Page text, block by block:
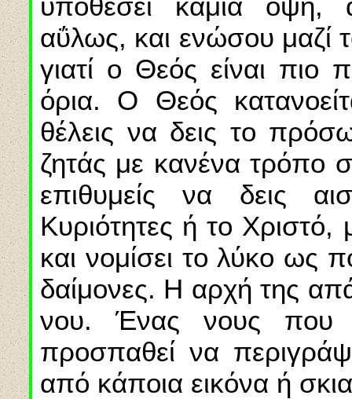
αΰλως, και ενώσου μαζί
γιατί ο Θεός είναι
όρια. Ο Θεός
θέλεις να δεις το
ζητάς με κανένα τρόπο
επιθυμείς να δεις
Κυριότητες ή το
και νομίσει το λύκο ως
δαίμονες. Η αρχή της
νου. Ένας νους που
προσπαθεί να
από κάποια εικόνα ή